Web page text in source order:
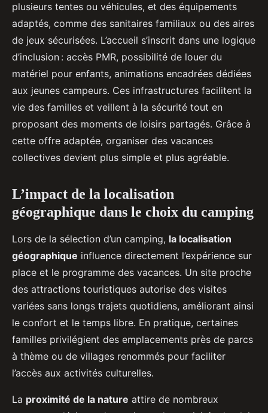
plusieurs tentes ou véhicules, et des équipements
adaptés, comme des sanitaires familiaux ou des aires
de jeux sécurisées. L’accueil s’inscrit dans une logique
d’inclusion : accès PMR, possibilité de louer du
matériel pour enfants, animations encadrées dédiées
aux jeunes campeurs. Ces infrastructures facilitent la
vie des familles et veillent à la sécurité tout en
proposant des moments de loisirs partagés. Grâce à
cette offre adaptée, organiser des vacances
collectives devient plus simple et plus agréable.
L’impact de la localisation
géographique dans le choix du camping
Lors de la sélection d’un camping, la localisation
géographique influence directement l’expérience sur
place et le programme des vacances. Un site proche
des attractions touristiques autorise des visites
variées sans longs trajets quotidiens, améliorant ainsi
le confort et le temps libre. En pratique, certaines
familles privilégient des emplacements près de parcs
à thème ou de villages renommés pour faciliter
l’accès aux activités culturelles.
La proximité de la nature attire de nombreux